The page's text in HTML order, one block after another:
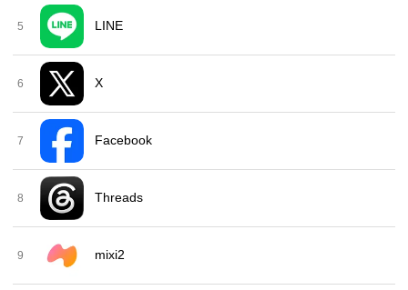
5 LINE
6 X
7 Facebook
8 Threads
9 mixi2